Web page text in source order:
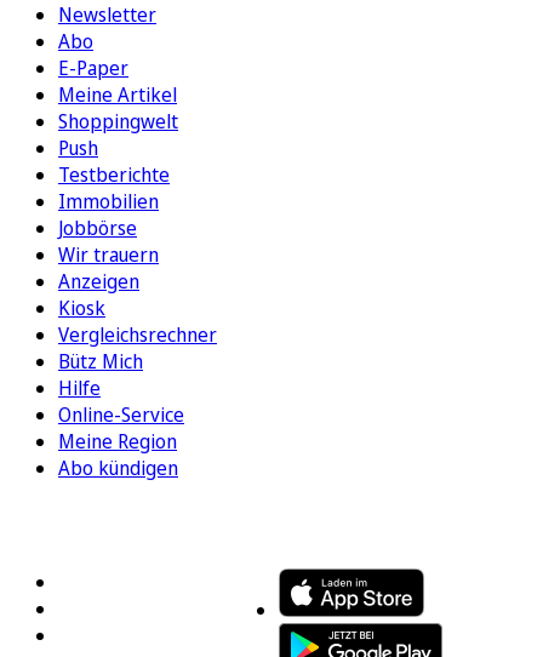
Newsletter
Abo
E-Paper
Meine Artikel
Shoppingwelt
Push
Testberichte
Immobilien
Jobbörse
Wir trauern
Anzeigen
Kiosk
Vergleichsrechner
Bütz Mich
Hilfe
Online-Service
Meine Region
Abo kündigen